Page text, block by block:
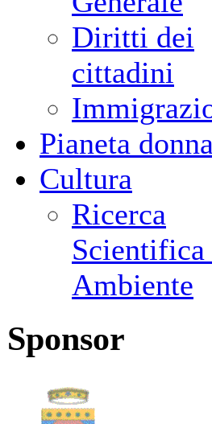
Diritti dei
cittadini
Pianeta donna
Cultura
Ricerca
Scientifica
Ambiente
Sponsor